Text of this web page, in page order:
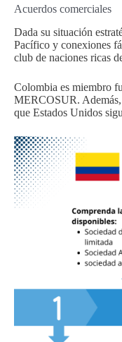
Acuerdos comerciales
Dada su situación
Pacífico y conexiones
club de naciones ricas
Colombia es miembro
MERCOSUR. Además,
que Estados Unidos